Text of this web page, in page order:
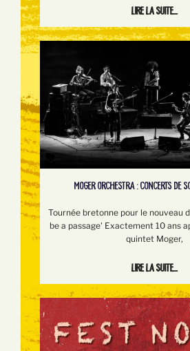
Lire la suite...
MOGER ORCHESTRA : CONCERTS DE
Tournée bretonne pour le nouveau
be a passage' Exactement 10 ans
quintet Moger,
Lire la suite...